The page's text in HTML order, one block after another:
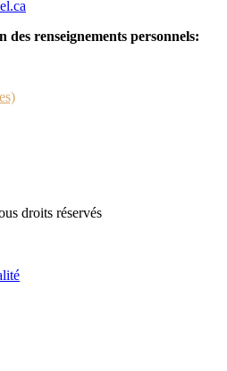
des renseignements personnels:
droits réservés